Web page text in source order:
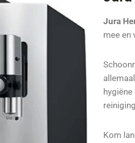
Jura
mee en
Kom